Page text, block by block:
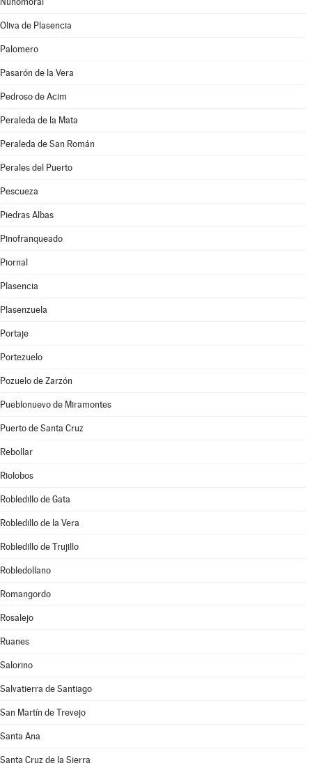
Oliva de Plasencia
Palomero
Pasarón de la Vera
Pedroso de Acim
Peraleda de la Mata
Peraleda de San Román
Perales del Puerto
Pescueza
Piedras Albas
Pinofranqueado
Piornal
Plasencia
Plasenzuela
Portaje
Portezuelo
Pozuelo de Zarzón
Pueblonuevo de Miramontes
Puerto de Santa Cruz
Rebollar
Riolobos
Robledillo de Gata
Robledillo de la Vera
Robledillo de Trujillo
Robledollano
Romangordo
Rosalejo
Ruanes
Salorino
Salvatierra de Santiago
San Martín de Trevejo
Santa Ana
Santa Cruz de la Sierra